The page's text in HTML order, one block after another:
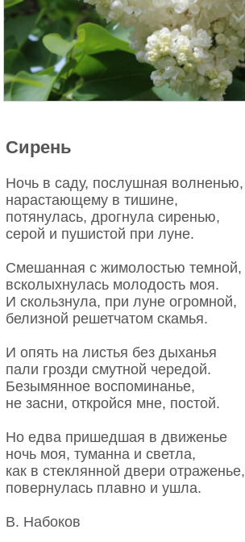
Сирень
Ночь в саду, послушная волненью,
нарастающему в тишине,
потянулась, дрогнула сиренью,
серой и пушистой при луне.
Смешанная с жимолостью темной,
всколыхнулась молодость моя.
И скользнула, при луне огромной,
белизной решетчатом скамья.
И опять на листья без дыханья
пали грозди смутной чередой.
Безымянное воспоминанье,
не засни, откройся мне, постой.
Но едва пришедшая в движенье
ночь моя, туманна и светла,
как в стеклянной двери отраженье,
повернулась плавно и ушла.
В. Набоков